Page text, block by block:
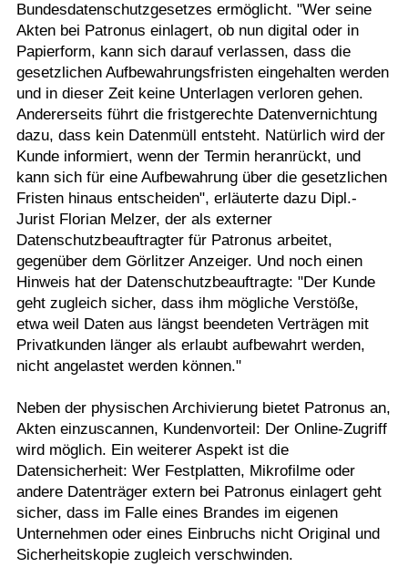
Bundesdatenschutzgesetzes ermöglicht. "Wer seine
Akten bei Patronus einlagert, ob nun digital oder in
Papierform, kann sich darauf verlassen, dass die
gesetzlichen Aufbewahrungsfristen eingehalten werden
und in dieser Zeit keine Unterlagen verloren gehen.
Andererseits führt die fristgerechte Datenvernichtung
dazu, dass kein Datenmüll entsteht. Natürlich wird der
Kunde informiert, wenn der Termin heranrückt, und
kann sich für eine Aufbewahrung über die gesetzlichen
Fristen hinaus entscheiden", erläuterte dazu Dipl.-
Jurist Florian Melzer, der als externer
Datenschutzbeauftragter für Patronus arbeitet,
gegenüber dem Görlitzer Anzeiger. Und noch einen
Hinweis hat der Datenschutzbeauftragte: "Der Kunde
geht zugleich sicher, dass ihm mögliche Verstöße,
etwa weil Daten aus längst beendeten Verträgen mit
Privatkunden länger als erlaubt aufbewahrt werden,
nicht angelastet werden können."
Neben der physischen Archivierung bietet Patronus an,
Akten einzuscannen, Kundenvorteil: Der Online-Zugriff
wird möglich. Ein weiterer Aspekt ist die
Datensicherheit: Wer Festplatten, Mikrofilme oder
andere Datenträger extern bei Patronus einlagert geht
sicher, dass im Falle eines Brandes im eigenen
Unternehmen oder eines Einbruchs nicht Original und
Sicherheitskopie zugleich verschwinden.